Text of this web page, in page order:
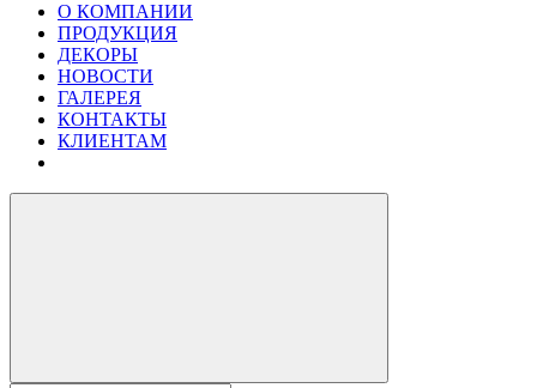
О КОМПАНИИ
ПРОДУКЦИЯ
ДЕКОРЫ
НОВОСТИ
ГАЛЕРЕЯ
КОНТАКТЫ
КЛИЕНТАМ